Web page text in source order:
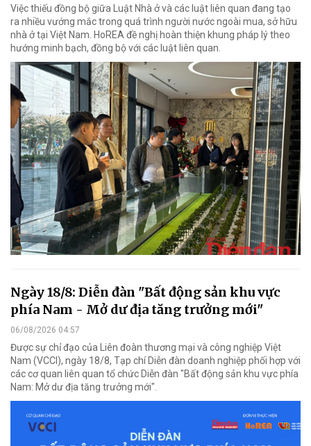
Việc thiếu đồng bộ giữa Luật Nhà ở và các luật liên quan đang tạo
ra nhiều vướng mắc trong quá trình người nước ngoài mua, sở hữu
nhà ở tại Việt Nam. HoREA đề nghị hoàn thiện khung pháp lý theo
hướng minh bạch, đồng bộ với các luật liên quan.
Ngày 18/8: Diễn đàn "Bất động sản khu vực
phía Nam - Mở dư địa tăng trưởng mới"
06/08/2026 04:57
Được sự chỉ đạo của Liên đoàn thương mại và công nghiệp Việt
Nam (VCCI), ngày 18/8, Tạp chí Diễn đàn doanh nghiệp phối hợp với
các cơ quan liên quan tổ chức Diễn đàn "Bất động sản khu vực phía
Nam: Mở dư địa tăng trưởng mới".